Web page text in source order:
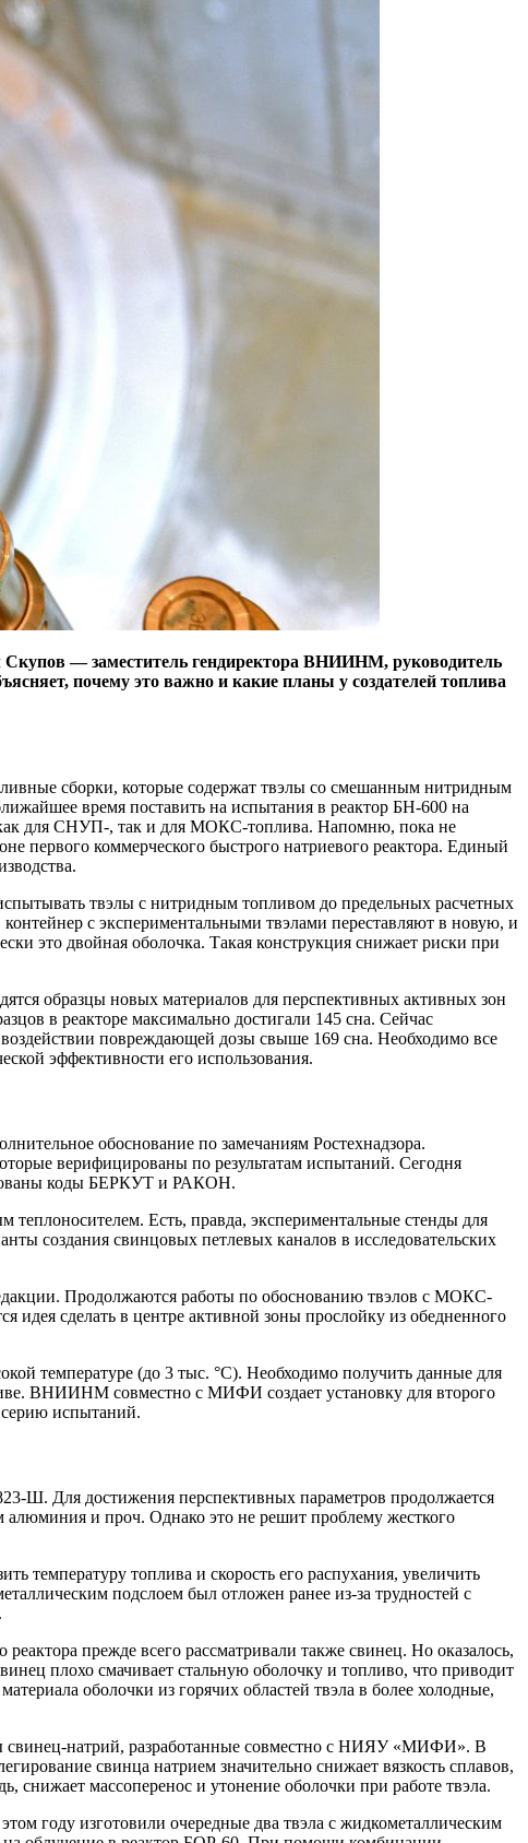
— заместитель гендиректора ВНИИНМ, руководитель
почему это важно и какие планы у создателей топлива
сборки, которые содержат твэлы со смешанным нитридным
время поставить на испытания в реактор БН‑600 на
для СНУП-, так и для МОКС-топлива. Напомню, пока не
первого коммерческого быстрого натриевого реактора. Единый
твэлы с нитридным топливом до предельных расчетных
с экспериментальными твэлами переставляют в новую, и
это двойная оболочка. Такая конструкция снижает риски при
образцы новых материалов для перспективных активных зон
в реакторе максимально достигали 145 сна. Сейчас
повреждающей дозы свыше 169 сна. Необходимо все
эффективности его использования.
обоснование по замечаниям Ростехнадзора.
верифицированы по результатам испытаний. Сегодня
коды БЕРКУТ и РАКОН.
теплоносителем. Есть, правда, экспериментальные стенды для
создания свинцовых петлевых каналов в исследовательских
Продолжаются работы по обоснованию твэлов с МОКС-
сделать в центре активной зоны прослойку из обедненного
температуре (до 3 тыс. °C). Необходимо получить данные для
ВНИИНМ совместно с МИФИ создает установку для второго
испытаний.
Ш. Для достижения перспективных параметров продолжается
и проч. Однако это не решит проблему жесткого
температуру топлива и скорость его распухания, увеличить
подслоем был отложен ранее из-за трудностей с
прежде всего рассматривали также свинец. Но оказалось,
плохо смачивает стальную оболочку и топливо, что приводит
оболочки из горячих областей твэла в более холодные,
свинец-натрий, разработанные совместно с НИЯУ «МИФИ». В
свинца натрием значительно снижает вязкость сплавов,
снижает массоперенос и утонение оболочки при работе твэла.
году изготовили очередные два твэла с жидкометаллическим